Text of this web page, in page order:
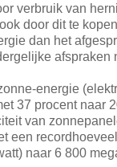
verbruik van
door dit te
dan het
afspraken
energie
37 procent naar
van
een
naar 6 800